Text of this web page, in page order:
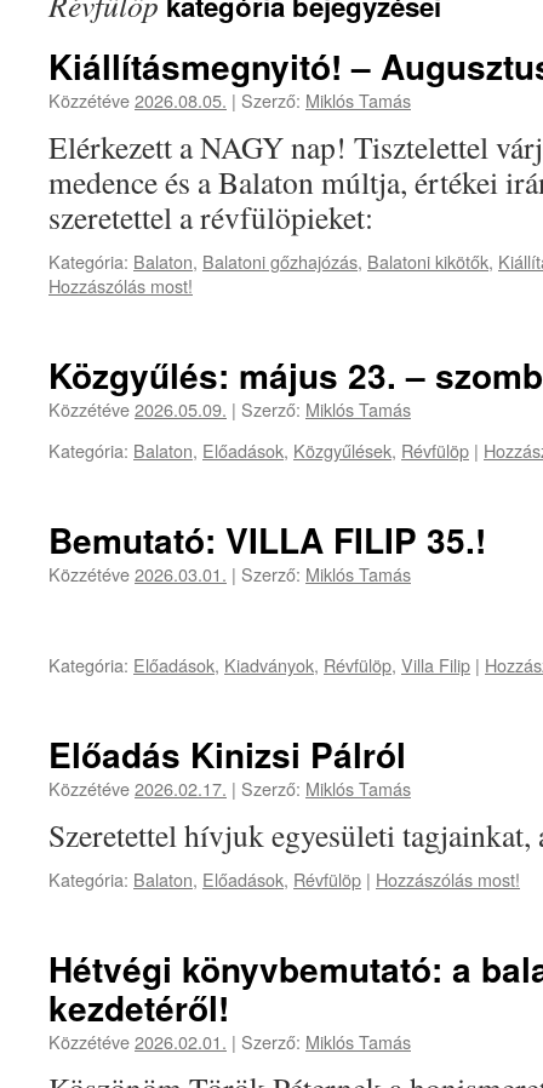
Kiállításmegnyitó! –
Közzétéve2026.08.05. | Szerző: Miklós Tamás
Elérkezett a NAGY nap! Tisztelettel
medence és a Balaton múltja, értékei
szeretettel a révfülöpieket:
Kategória: Balaton, Balatoni gőzhajózás, Balatoni kikötők,
Hozzászólás most!
Közgyűlés: május 23. –
Közzétéve2026.05.09. | Szerző: Miklós Tamás
Kategória: Balaton, Előadások, Közgyűlések, Révfülöp |
Bemutató: VILLA FILIP 35.!
Közzétéve2026.03.01. | Szerző: Miklós Tamás
Kategória: Előadások, Kiadványok, Révfülöp, Villa Filip |
Előadás Kinizsi Pálról
Közzétéve2026.02.17. | Szerző: Miklós Tamás
Szeretettel hívjuk egyesületi tagjainkat,
Kategória: Balaton, Előadások, Révfülöp | Hozzászólás most!
Hétvégi könyvbemutató: a
kezdetéről!
Közzétéve2026.02.01. | Szerző: Miklós Tamás